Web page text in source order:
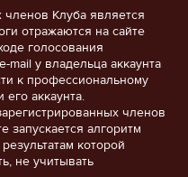
членов Клуба является
отражаются на сайте
голосования
mail у владельца аккаунта
к профессиональному
аккаунта.
членов
запускается алгоритм
которой
не учитывать